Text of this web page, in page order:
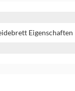
Eigenschaften